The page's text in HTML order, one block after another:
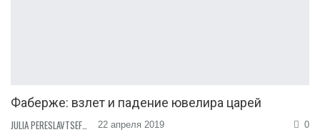
Фаберже: взлет и падение ювелира царей
22 апреля 2019 0